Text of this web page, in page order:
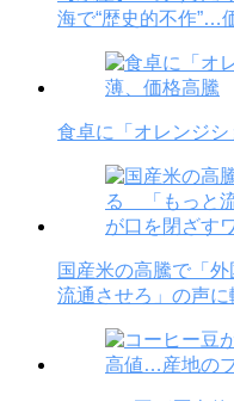
海で“歴史的不作”…
食卓に「オレンジ
国産米の高騰で「
流通させろ」の声